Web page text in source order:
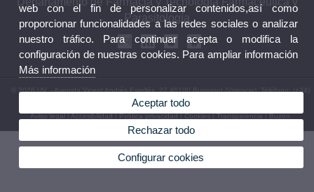
Parasitología
© 2026 UV. - Avenida Vicent Andrés Estellés, 22 46100 Burjassot (Valencia). Teléfono: (+34)
96 354 49 12
Aviso legal|Accesibilidad|Política privacidad|Cookies|Transparencia|Buzón
Departamento
web con el fin de personalizar contenidos,así como
proporcionar funcionalidades a las redes sociales o analizar
nuestro tráfico. Para continuar acepta o modifica la
configuración de nuestras cookies. Para ampliar información
Más información
Aceptar todo
Rechazar todo
Configurar cookies